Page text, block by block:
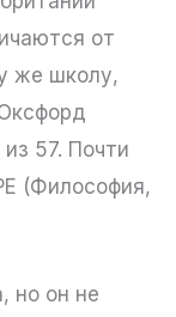
от
же школу,
57. Почти
(Философия,
но он не